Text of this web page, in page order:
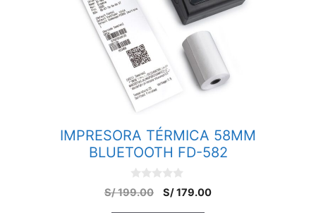
IMPRESORA TÉRMICA 58MM
BLUETOOTH FD-582
0
o
S/199.00 S/179.00